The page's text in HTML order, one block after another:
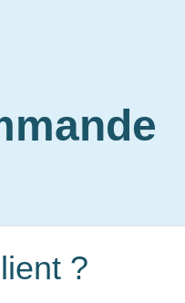
?